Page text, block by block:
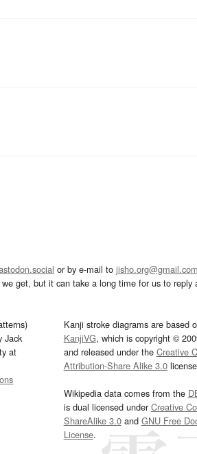
or by e-mail to jisho.org@gmail.com
get, but it can take a long time for us to reply
Jack
at
Kanji stroke diagrams are based
KanjiVG, which is copyright ©
and released under the Creative
Attribution-Share Alike 3.0
Wikipedia data comes from the
is dual licensed underCreative
ShareAlike 3.0and GNU Free
License.